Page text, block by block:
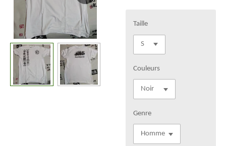
Taille
Couleurs
Genre